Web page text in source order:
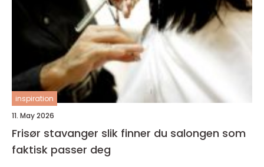
inspiration
11. May 2026
Frisør stavanger slik finner du salongen som
faktisk passer deg